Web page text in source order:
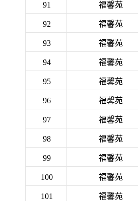
91 福馨苑
92 福馨苑
93 福馨苑
94 福馨苑
95 福馨苑
96 福馨苑
97 福馨苑
98 福馨苑
99 福馨苑
100 福馨苑
101 福馨苑